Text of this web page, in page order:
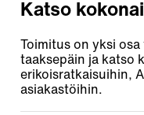
Katso
Toimitus on yksi
taaksepäin ja katso
erikoisratkaisuihin,
asiakastöihin.